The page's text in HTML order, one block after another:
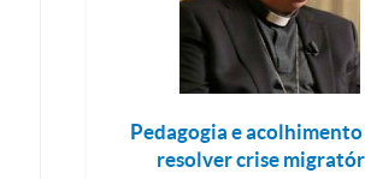
Pedagogia e
resolver crise